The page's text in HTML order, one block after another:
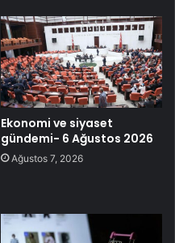
Ekonomi ve siyaset
gündemi- 6 Ağustos 2026
Ağustos 7, 2026